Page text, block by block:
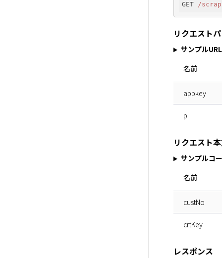
GET /
リクエスト
サンプルURL
名前
appkey
p
リクエスト
サンプルコ
名前
custNo
crtKey
レスポンス